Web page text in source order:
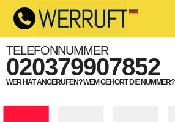
TELEFONNUMMER
020379907852
WER HAT ANGERUFEN? WEM GEHÖRT DIE NUMMER?